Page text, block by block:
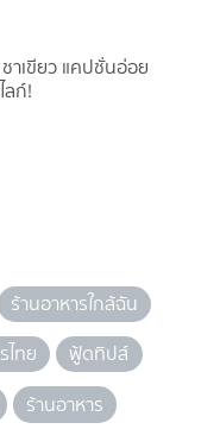
าเขียว แคปชั่นอ่อย
ลก์!
ร้านอาหารใกล้ฉัน
ไทย
ฟู้ดทิปส์
ร้านอาหาร